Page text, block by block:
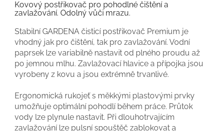
Kovový postřikovač pro pohodlné čištění a
zavlažování. Odolný vůči mrazu.
Stabilní GARDENA čisticí postřikovač Premium je
vhodný jak pro čištění, tak pro zavlažování. Vodní
paprsek lze variabilně nastavit od plného proudu až
po jemnou mlhu. Zavlažovací hlavice a přípojka jsou
vyrobeny z kovu a jsou extrémně trvanlivé.
Ergonomická rukojeť s měkkými plastovými prvky
umožňuje optimální pohodlí během práce. Průtok
vody lze plynule nastavit. Při dlouhotrvajícím
zavlažování lze pulsní spouštěč zablokovat a